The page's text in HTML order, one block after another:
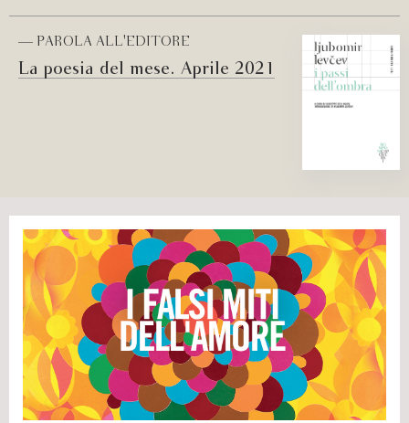
— PAROLA ALL'EDITORE
La poesia del mese. Aprile 2021